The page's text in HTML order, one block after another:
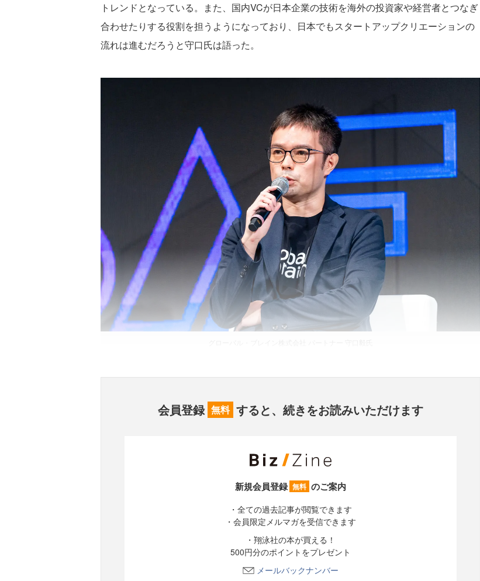
トレンドとなっている。また、国内VCが日本企業の技術を海外の投資家や経営者とつなぎ
合わせたりする役割を担うようになっており、日本でもスタートアップクリエーションの
流れは進むだろうと守口氏は語った。
会員登録 無料 すると、続きをお読みいただけます
新規会員登録 無料 のご案内
・全ての過去記事が閲覧できます
・会員限定メルマガを受信できます
・翔泳社の本が買える！
500円分のポイントをプレゼント
メールバックナンバー